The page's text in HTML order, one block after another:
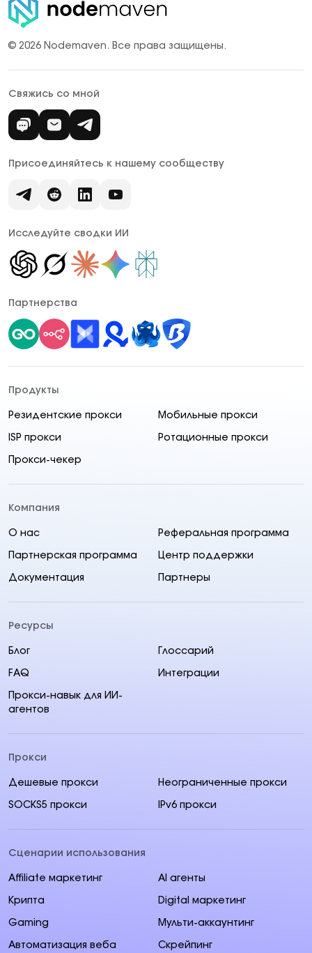
мобильные прокси труднее обнаружить, поскольку
они исходят из сетей реальных пользователей.
© 2026 Nodemaven. Все права защищены.
Свяжись со мной
Присоединяйтесь к нашему сообществу
Исследуйте сводки ИИ
Партнерства
Продукты
Резидентские прокси Мобильные прокси
ISP прокси Ротационные прокси
Прокси-чекер
Компания
О нас Реферальная программа
Партнерская программа Центр поддержки
Документация Партнеры
Ресурсы
Блог Глоссарий
FAQ Интеграции
Прокси-навык для ИИ-
агентов
Прокси
Дешевые прокси Неограниченные прокси
SOCKS5 прокси IPv6 прокси
Сценарии использования
Affiliate маркетинг AI aгенты
Крипта Digital маркетинг
Gaming Мульти-аккаунтинг
Автоматизация веба Скрейпинг